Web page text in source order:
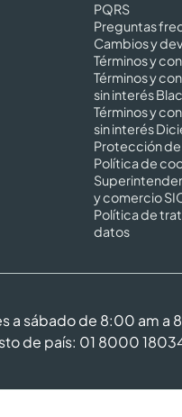
PQRS
Preguntas
Cambios y
Términos y
Términos y
sin interés
Términos y
sin interés
Protección
Política de
y comercio
Política de
datos
a sábado de 8:00 am
de país: 01 8000